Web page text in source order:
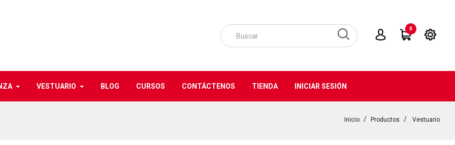
0
VESTUARIO BLOG CURSOS CONTÁCTENOS TIENDA INICIAR SESIÓN
Inicio Productos Vestuario